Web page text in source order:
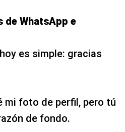
de WhatsApp e
es simple: gracias
mi foto de perfil, pero tú
de fondo.